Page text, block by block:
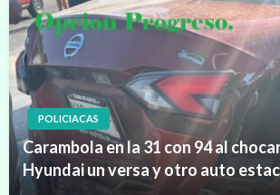
POLICIACAS
Carambola en la 31 con 94 al
Hyundai un versa y otro auto